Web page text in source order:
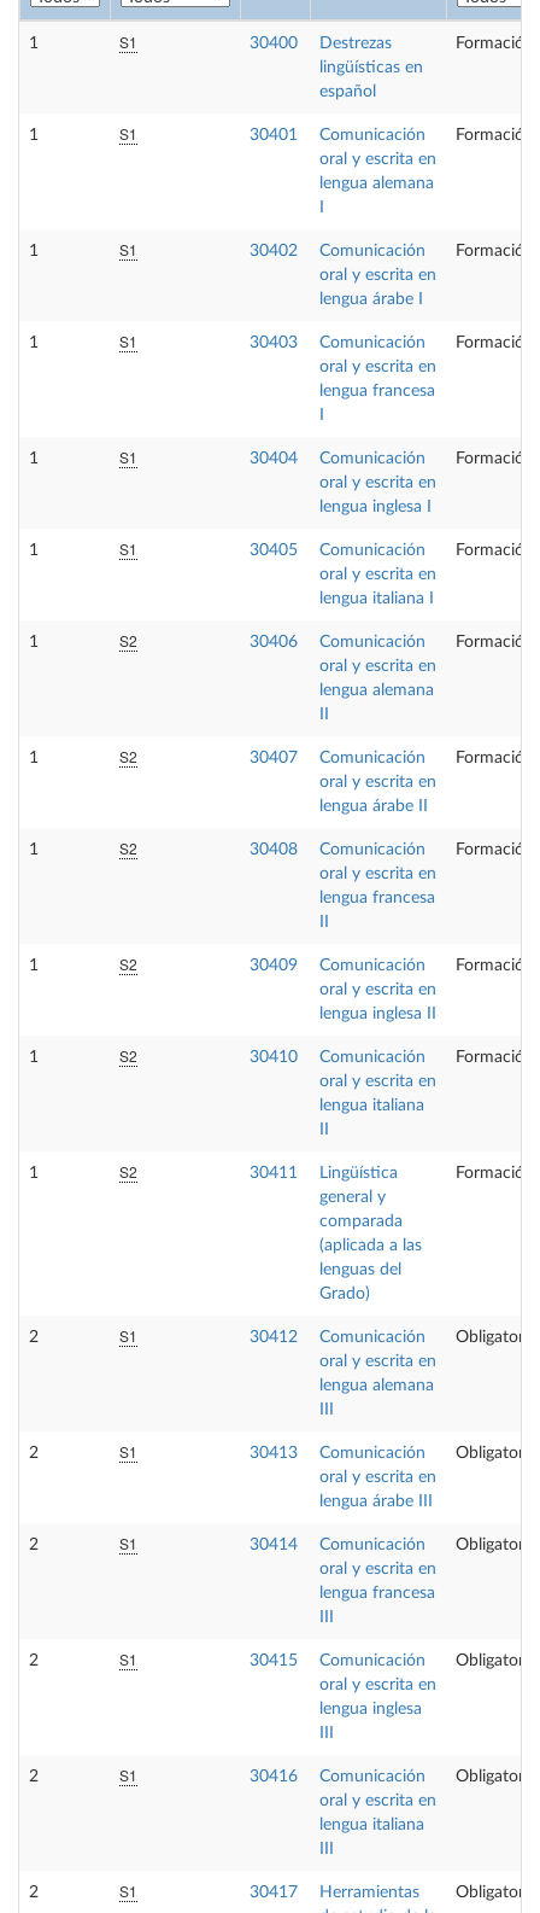
1 S1 30400
Destrezas
lingüísticas en
español
Formación
1 S1 30401
Comunicación
oral y escrita en
lengua alemana
Formación
1 S1 30402
Comunicación
oral y escrita en
lengua árabe I
Formación
1 S1 30403
Comunicación
oral y escrita en
lengua francesa
Formación
1 S1 30404
Comunicación
oral y escrita en
lengua inglesa I
Formación
1 S1 30405
Comunicación
oral y escrita en
lengua italiana I
Formación
1 S2 30406
Comunicación
oral y escrita en
lengua alemana
Formación
1 S2 30407
Comunicación
oral y escrita en
lengua árabe II
Formación
1 S2 30408
Comunicación
oral y escrita en
lengua francesa
Formación
1 S2 30409
Comunicación
oral y escrita en
lengua inglesa II
Formación
1 S2 30410
Comunicación
oral y escrita en
lengua italiana
Formación
1 S2 30411
Lingüística
general y
comparada
(aplicada a las
lenguas del
Grado)
Formación
2 S1 30412
Comunicación
oral y escrita en
lengua alemana
Obligatoria
2 S1 30413
Comunicación
oral y escrita en
lengua árabe III
Obligatoria
2 S1 30414
Comunicación
oral y escrita en
lengua francesa
Obligatoria
2 S1 30415
Comunicación
oral y escrita en
lengua inglesa
Obligatoria
2 S1 30416
Comunicación
oral y escrita en
lengua italiana
Obligatoria
2 S1 30417
Herramientas
Obligatoria